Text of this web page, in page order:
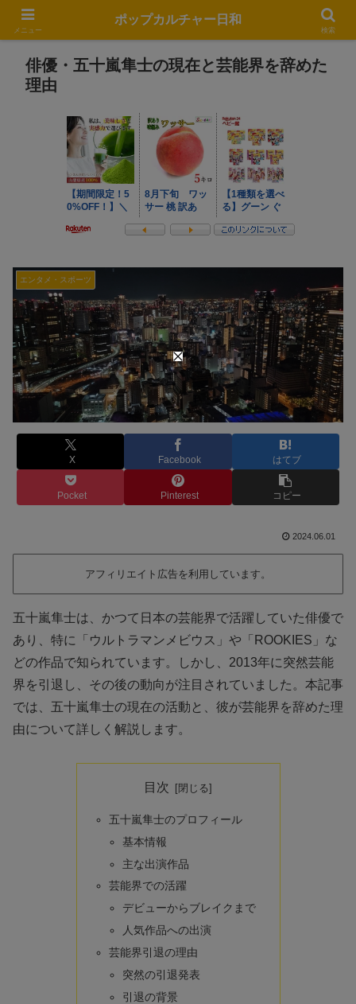
俳優・五十嵐隼士の現在と芸能界を辞めた
理由
エンタメ・スポーツ
X Facebook はてブ
Pocket Pinterest コピー
2024.06.01
アフィリエイト広告を利用しています。
五十嵐隼士は、かつて日本の芸能界で活躍していた俳優で
あり、特に「ウルトラマンメビウス」や「ROOKIES」な
どの作品で知られています。しかし、2013年に突然芸能
界を引退し、その後の動向が注目されていました。本記事
では、五十嵐隼士の現在の活動と、彼が芸能界を辞めた理
由について詳しく解説します。
目次
五十嵐隼士のプロフィール
基本情報
主な出演作品
芸能界での活躍
デビューからブレイクまで
人気作品への出演
芸能界引退の理由
突然の引退発表
引退の背景
メニュー
ポップカルチャー日和
検索